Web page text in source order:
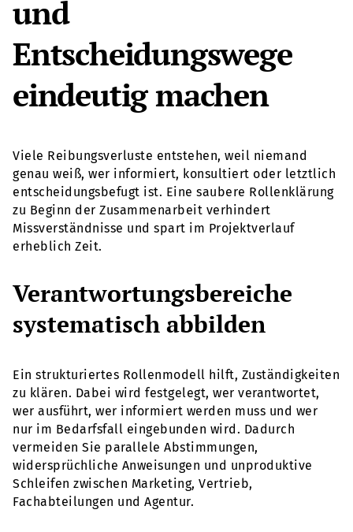
und
Entscheidungswege
eindeutig machen
Viele Reibungsverluste entstehen, weil niemand
genau weiß, wer informiert, konsultiert oder letztlich
entscheidungsbefugt ist. Eine saubere Rollenklärung
zu Beginn der Zusammenarbeit verhindert
Missverständnisse und spart im Projektverlauf
erheblich Zeit.
Verantwortungsbereiche
systematisch abbilden
Ein strukturiertes Rollenmodell hilft, Zuständigkeiten
zu klären. Dabei wird festgelegt, wer verantwortet,
wer ausführt, wer informiert werden muss und wer
nur im Bedarfsfall eingebunden wird. Dadurch
vermeiden Sie parallele Abstimmungen,
widersprüchliche Anweisungen und unproduktive
Schleifen zwischen Marketing, Vertrieb,
Fachabteilungen und Agentur.